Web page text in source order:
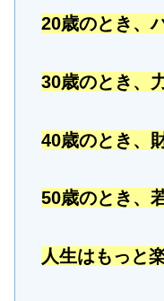
20歳のとき、
30歳のとき、
40歳のとき、
50歳のとき、
人生はもっと